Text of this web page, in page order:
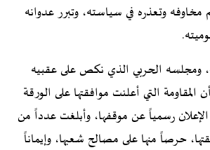
مخاوفه وتعذره في سياسته، وتبرر عدوانه
ومجلسه الحربي الذي نكص على عقبيه
المقاومة التي أعلنت موافقتها على الورقة
رسمياً عن موقفها، وأبلغت عدداً من
حرصاً منها على مصالح شعبها، وإيماناً